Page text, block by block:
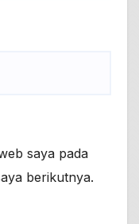
saya pada
berikutnya.